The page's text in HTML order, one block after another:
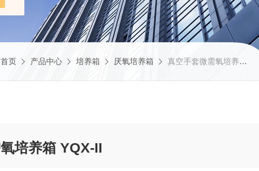
首页 产品中心 培养箱 厌氧培养箱 真空手套微需氧培养箱 YQX-II
真空手套微需氧培养箱 YQX-II